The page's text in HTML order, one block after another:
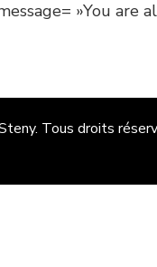
»You are
. Tous droits